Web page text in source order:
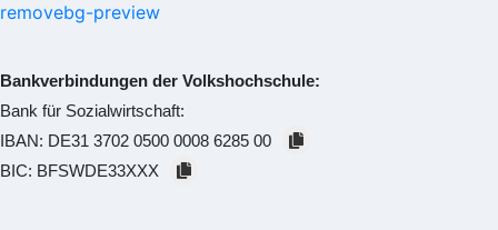
Bankverbindungen der Volkshochschule:
Bank für Sozialwirtschaft:
IBAN: DE31 3702 0500 0008 6285 00
BIC: BFSWDE33XXX